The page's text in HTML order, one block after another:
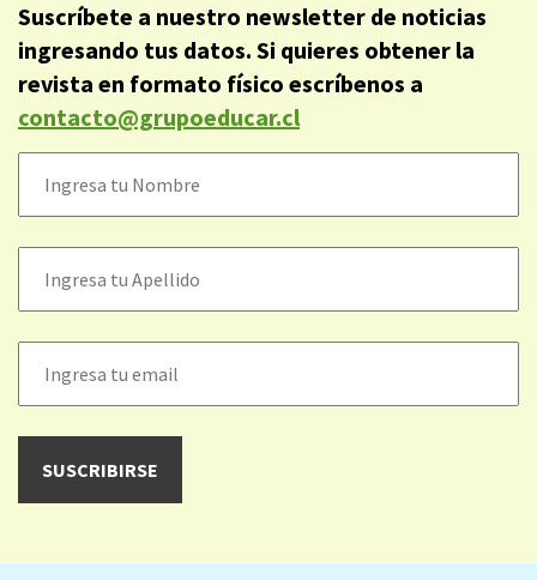
Suscríbete a nuestro newsletter de noticias
ingresando tus datos. Si quieres obtener la
revista en formato físico escríbenos a
contacto@grupoeducar.cl